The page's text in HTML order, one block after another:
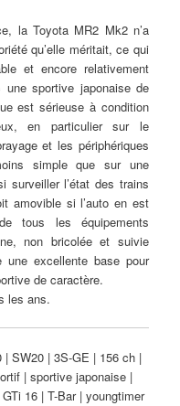
la Toyota MR2 Mk2 n’a
qu’elle méritait, ce qui
et encore relativement
une sportive japonaise de
est sérieuse à condition
en particulier sur le
et les périphériques
simple que sur une
surveiller l’état des trains
amovible si l’auto en est
tous les équipements
non bricolée et suivie
une excellente base pour
de caractère.
les ans.
SW20 | 3S-GE | 156 ch |
| sportive japonaise |
16 | T-Bar | youngtimer